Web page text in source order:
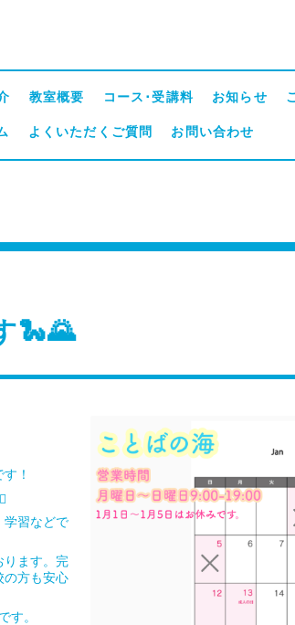
教室概要 コース･受講料 お知らせ
よくいただくご質問 お問い合わせ
🐍🌄
！
学習などで
ります。完
の方も安心
す。